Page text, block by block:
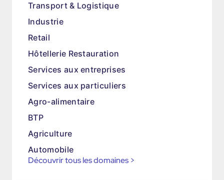
Transport & Logistique
Industrie
Retail
Hôtellerie Restauration
Services aux entreprises
Services aux particuliers
Agro-alimentaire
BTP
Agriculture
Automobile
Découvrir tous les domaines >